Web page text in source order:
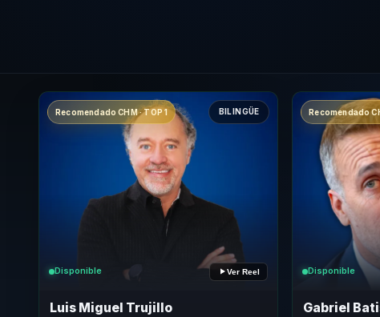
Recomendado CHM · TOP 1 BILINGÜE
Disponible Ver Reel
Luis Miguel Trujillo
Recomendado
Disponible
Gabriel